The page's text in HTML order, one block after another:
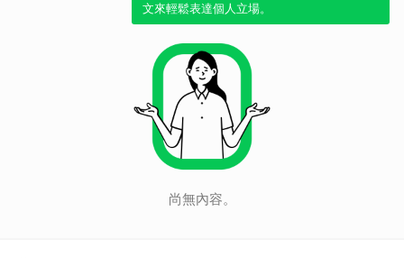
文來輕鬆表達個人立場。
尚無內容。